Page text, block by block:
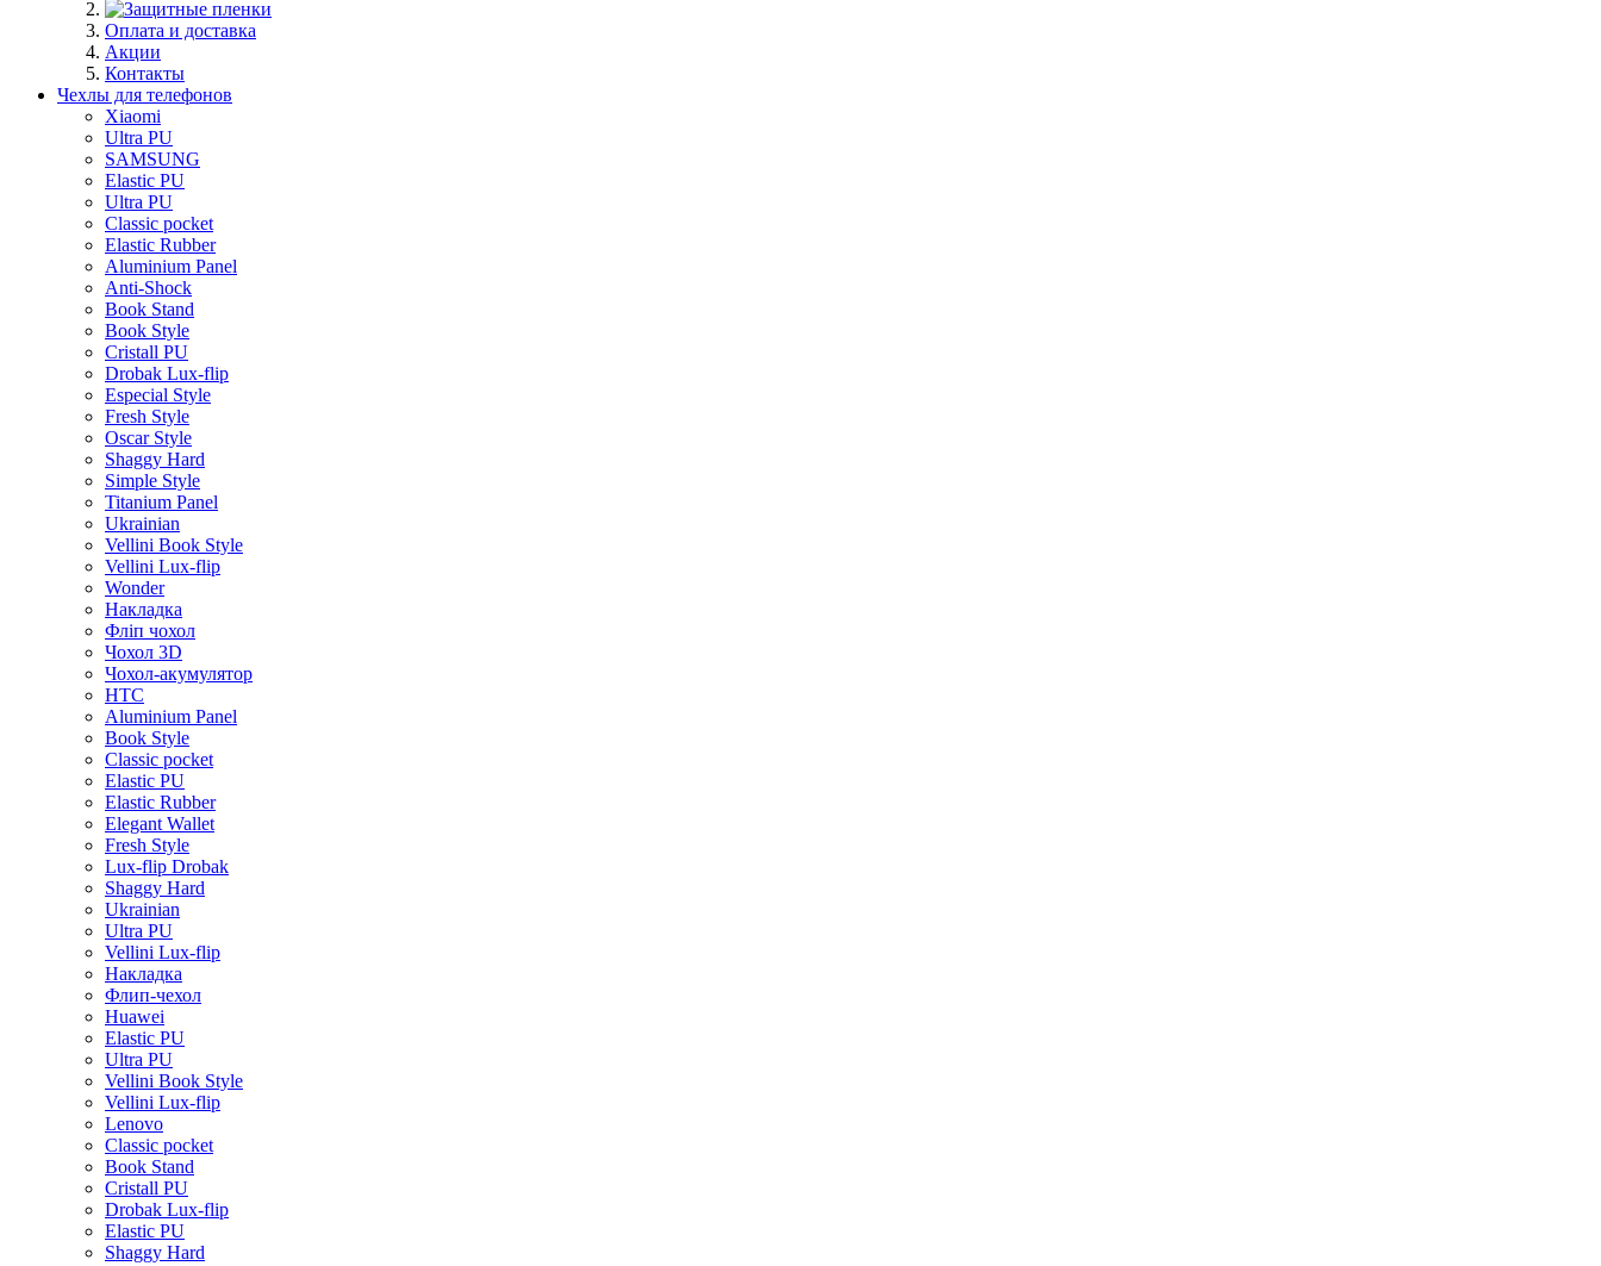
Оплата и доставка
Акции
Контакты
Чехлы для телефонов
Xiaomi
Ultra PU
SAMSUNG
Elastic PU
Ultra PU
Classic pocket
Elastic Rubber
Aluminium Panel
Anti-Shock
Book Stand
Book Style
Cristall PU
Drobak Lux-flip
Especial Style
Fresh Style
Oscar Style
Shaggy Hard
Simple Style
Titanium Panel
Ukrainian
Vellini Book Style
Vellini Lux-flip
Wonder
Накладка
Фліп чохол
Чохол 3D
Чохол-акумулятор
HTC
Aluminium Panel
Book Style
Classic pocket
Elastic PU
Elastic Rubber
Elegant Wallet
Fresh Style
Lux-flip Drobak
Shaggy Hard
Ukrainian
Ultra PU
Vellini Lux-flip
Накладка
Флип-чехол
Huawei
Elastic PU
Ultra PU
Vellini Book Style
Vellini Lux-flip
Lenovo
Classic pocket
Book Stand
Cristall PU
Drobak Lux-flip
Elastic PU
Shaggy Hard